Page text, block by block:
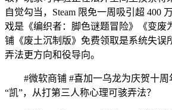
自觉勾当，Steam 限免一周吸引超 400
戏是《编织者：脚色谜题冒险》《变废
铺《废土沉制版》免费领取是系统失误
弄法更方向和役导向。
#微软商铺 #喜加一乌龙为庆贺十周
“凯”，从打第三人称心理可骇弄法？